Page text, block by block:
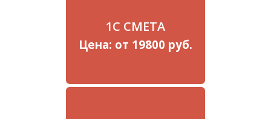
1С СМЕТА
Цена: от 19800 руб.